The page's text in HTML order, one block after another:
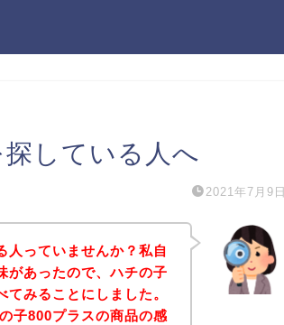
している人へ
2021年7月9日
人っていませんか？私自
があったので、ハチの子
みることにしました。
子800プラスの商品の感